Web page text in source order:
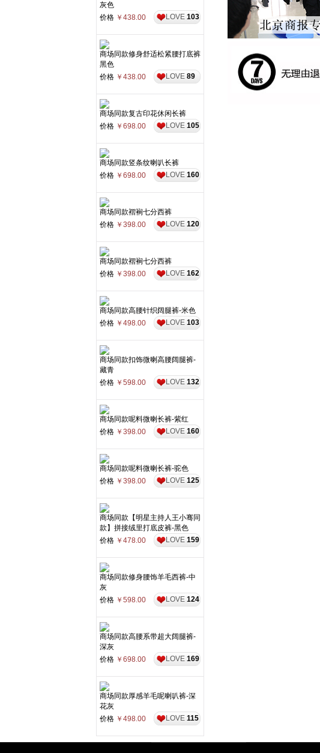
灰色
价格 ￥438.00 LOVE 103
商场同款修身舒适松紧腰打底裤
黑色
价格 ￥438.00 LOVE 89
商场同款复古印花休闲长裤
价格 ￥698.00 LOVE 105
商场同款竖条纹喇叭长裤
价格 ￥698.00 LOVE 160
商场同款褶裥七分西裤
价格 ￥398.00 LOVE 120
商场同款褶裥七分西裤
价格 ￥398.00 LOVE 162
商场同款高腰针织阔腿裤-米色
价格 ￥498.00 LOVE 103
商场同款扣饰微喇高腰阔腿裤-
藏青
价格 ￥598.00 LOVE 132
商场同款呢料微喇长裤-紫红
价格 ￥398.00 LOVE 160
商场同款呢料微喇长裤-驼色
价格 ￥398.00 LOVE 125
商场同款【明星主持人王小骞同
款】拼接绒里打底皮裤-黑色
价格 ￥478.00 LOVE 159
商场同款修身腰饰羊毛西裤-中
灰
价格 ￥598.00 LOVE 124
商场同款高腰系带超大阔腿裤-
深灰
价格 ￥698.00 LOVE 169
商场同款厚感羊毛呢喇叭裤-深
花灰
价格 ￥498.00 LOVE 115